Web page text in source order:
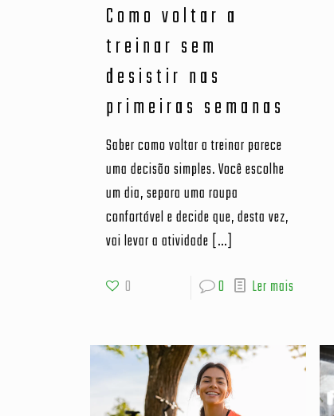
Como voltar a
treinar sem
desistir nas
primeiras semanas
Saber como voltar a treinar parece
uma decisão simples. Você escolhe
um dia, separa uma roupa
confortável e decide que, desta vez,
vai levar a atividade […]
0
0 Ler mais